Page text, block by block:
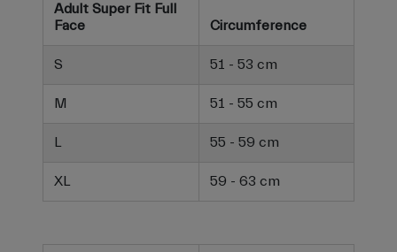
Adult Super Fit Full
Face
Circumference
S 51 - 53 cm
M 51 - 55 cm
L 55 - 59 cm
XL 59 - 63 cm